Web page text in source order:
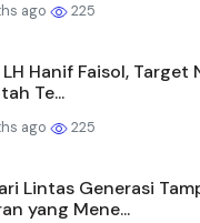
ago 225
Hanif Faisol, Target
Te...
ago 225
Lintas Generasi
yang Mene...